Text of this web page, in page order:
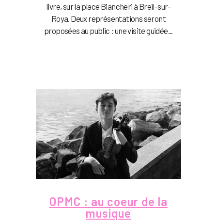
livre, sur la place Biancheri à Breil-sur-
Roya. Deux représentations seront
proposées au public : une visite guidée...
OPMC : au coeur de la
musique